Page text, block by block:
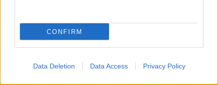
CONFIRM
Data Deletion Data Access Privacy Policy
Mennyibe kerül
Keressen a telefonboltok ajánlatai között!